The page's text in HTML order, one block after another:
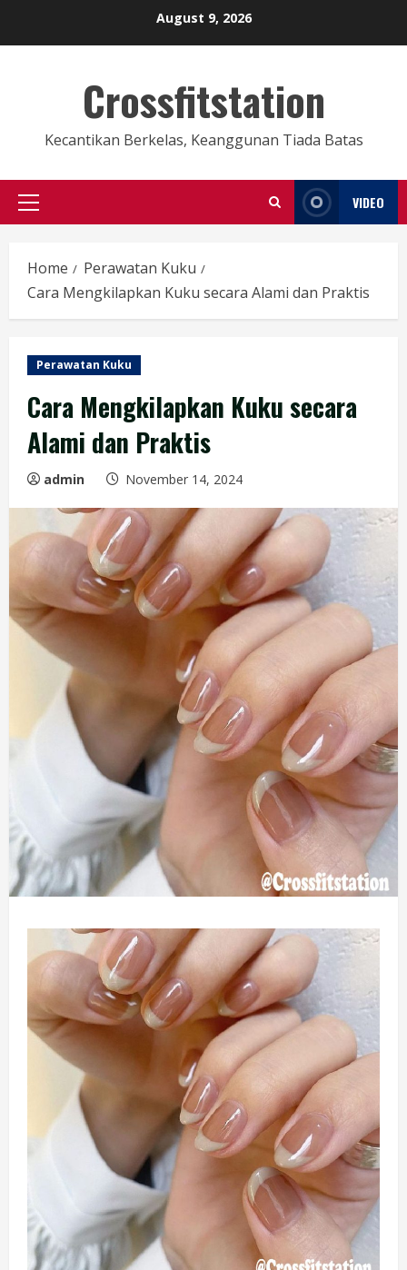
August 9, 2026
Crossfitstation
Kecantikan Berkelas, Keanggunan Tiada Batas
Primary
VIDEO
Home
Perawatan Kuku
Cara Mengkilapkan Kuku secara Alami dan Praktis
Perawatan Kuku
Cara Mengkilapkan Kuku secara
Alami dan Praktis
admin November 14, 2024